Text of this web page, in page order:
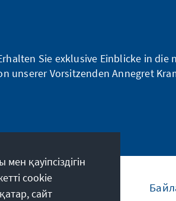
Sie exklusive Einblicke in
unserer Vorsitzenden Annegret
қауіпсіздігін
cookie
сайт